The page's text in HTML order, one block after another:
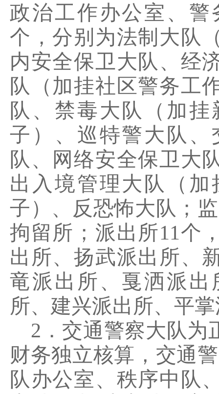
政治工作办公室、
个，分别为法制大队
内安全保卫大队、经
队（加挂社区警务工
队、禁毒大队（加
子）、巡特警大队
队、网络安全保卫大
出入境管理大队（
子）、反恐怖大队；
拘留所；派出所11个
出所、扬武派出所、
竜派出所、戛洒派
所、建兴派出所、平
2．交通警察大队为
财务独立核算，交通
队办公室、秩序中队